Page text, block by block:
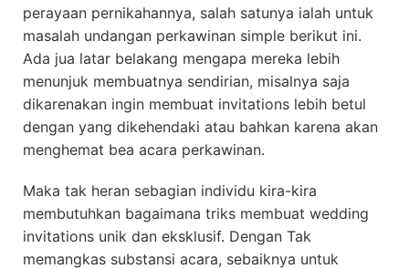
perayaan pernikahannya, salah satunya ialah untuk
masalah undangan perkawinan simple berikut ini.
Ada jua latar belakang mengapa mereka lebih
menunjuk membuatnya sendirian, misalnya saja
dikarenakan ingin membuat invitations lebih betul
dengan yang dikehendaki atau bahkan karena akan
menghemat bea acara perkawinan.
Maka tak heran sebagian individu kira-kira
membutuhkan bagaimana triks membuat wedding
invitations unik dan eksklusif. Dengan Tak
memangkas substansi acara, sebaiknya untuk